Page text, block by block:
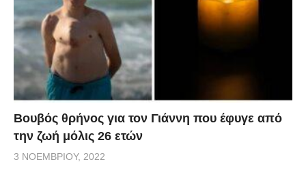
Βουβός θρήνος για τον Γιάννη που έφυγε από
την ζωή μόλις 26 ετών
3 ΝΟΕΜΒΡΊΟΥ, 2022